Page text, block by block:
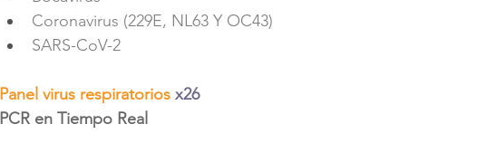
Coronavirus (229E, NL63 Y OC43)
SARS-CoV-2
Panel virus respiratorios x26
PCR en Tiempo Real